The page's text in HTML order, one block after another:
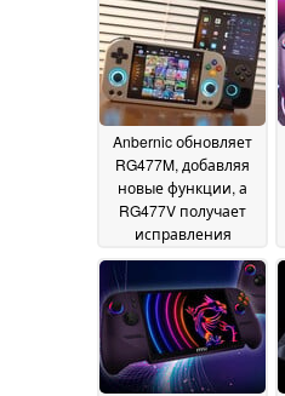
06 June 2026
Anbernic обновляет
RG477M, добавляя
новые функции, а
RG477V получает
исправления
ошибок30 May 2026